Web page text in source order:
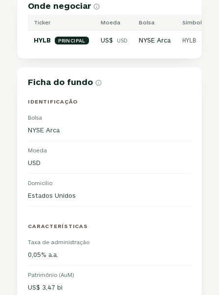
Onde negociar
Ticker Moeda Bolsa Símbolo
HYLB PRINCIPAL US$ USD NYSE Arca HYLB
Ficha do fundo
IDENTIFICAÇÃO
Bolsa
NYSE Arca
Moeda
USD
Domicílio
Estados Unidos
CARACTERÍSTICAS
Taxa de administração
0,05% a.a.
Patrimônio (AuM)
US$ 3,47 bi